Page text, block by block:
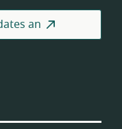
an